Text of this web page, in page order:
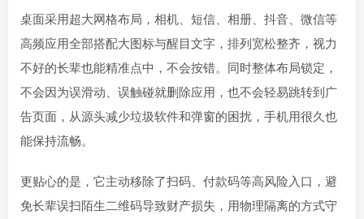
桌面采用超大网格布局，相机、短信、相册、抖音、微信等
高频应用全部搭配大图标与醒目文字，排列宽松整齐，视力
不好的长辈也能精准点中，不会按错。同时整体布局锁定，
不会因为误滑动、误触碰就删除应用，也不会轻易跳转到广
告页面，从源头减少垃圾软件和弹窗的困扰，手机用很久也
能保持流畅。
更贴心的是，它主动移除了扫码、付款码等高风险入口，避
免长辈误扫陌生二维码导致财产损失，用物理隔离的方式守